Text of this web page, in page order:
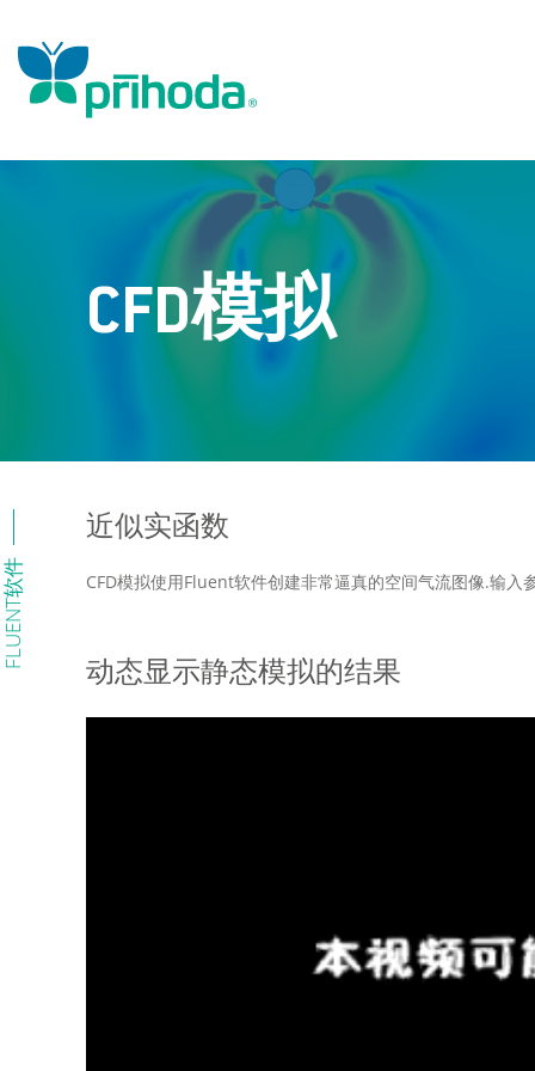
CFD模拟
软件
近似实函数
CFD模拟使用Fluent软件创建非常逼真的空间气流图像.输
动态显示静态模拟的结果